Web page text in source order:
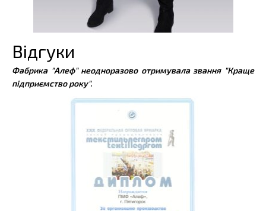
Відгуки
Фабрика "Алеф" неодноразово отримувала звання "Краще
підприємство року".